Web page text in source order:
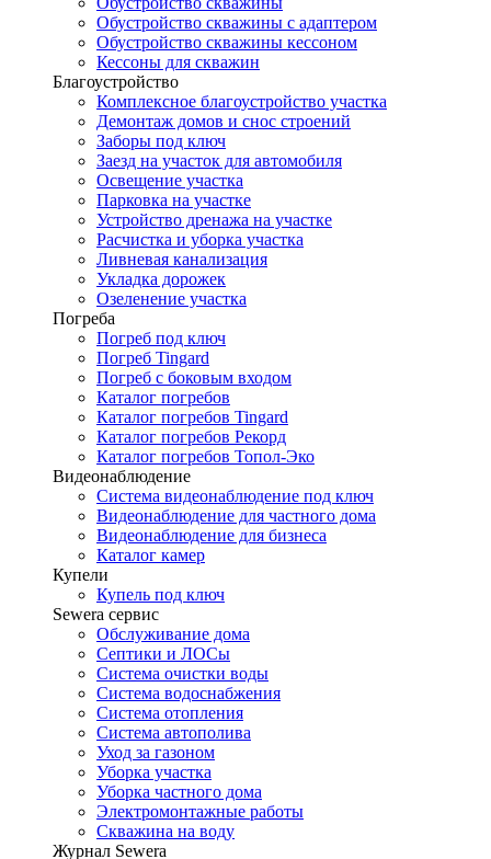
Обустройство скважины с адаптером
Обустройство скважины кессоном
Кессоны для скважин
Благоустройство
Комплексное благоустройство участка
Демонтаж домов и снос строений
Заборы под ключ
Заезд на участок для автомобиля
Освещение участка
Парковка на участке
Устройство дренажа на участке
Расчистка и уборка участка
Ливневая канализация
Укладка дорожек
Озеленение участка
Погреба
Погреб под ключ
Погреб Tingard
Погреб с боковым входом
Каталог погребов
Каталог погребов Tingard
Каталог погребов Рекорд
Каталог погребов Топол-Эко
Видеонаблюдение
Система видеонаблюдение под ключ
Видеонаблюдение для частного дома
Видеонаблюдение для бизнеса
Каталог камер
Купели
Купель под ключ
Sewera сервис
Обслуживание дома
Септики и ЛОСы
Система очистки воды
Система водоснабжения
Система отопления
Система автополива
Уход за газоном
Уборка участка
Уборка частного дома
Электромонтажные работы
Скважина на воду
Журнал Sewera